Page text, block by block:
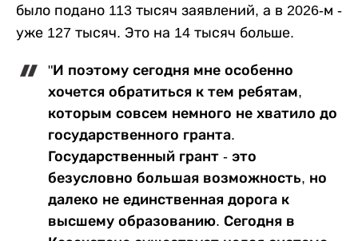
было подано 113 тысяч заявлений, а в 2026-м -
уже 127 тысяч. Это на 14 тысяч больше.
"И поэтому сегодня мне особенно
хочется обратиться к тем ребятам,
которым совсем немного не хватило до
государственного гранта.
Государственный грант - это
безусловно большая возможность, но
далеко не единственная дорога к
высшему образованию. Сегодня в